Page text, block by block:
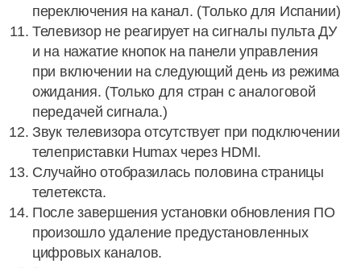
переключения на канал. (Только для Испании)
Телевизор не реагирует на сигналы пульта ДУ
и на нажатие кнопок на панели управления
при включении на следующий день из режима
ожидания. (Только для стран с аналоговой
передачей сигнала.)
Звук телевизора отсутствует при подключении
телеприставки Humax через HDMI.
Случайно отобразилась половина страницы
телетекста.
После завершения установки обновления ПО
произошло удаление предустановленных
цифровых каналов.